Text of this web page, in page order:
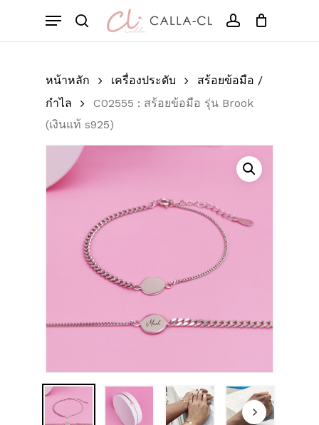
search account
Menu
Cart
หน้าหลัก เครื่องประดับ
สร้อยข้อมือ /
กำไล
C02555 : สร้อยข้อมือ รุ่น Brook
(เงินแท้ s925)
มาเป็นคนแรกที่วิจารณ์
Brook (เงินแท้ s925)”
อีเมลของคุณจะไม่แสดงให้คนอื่นเห็น
ช่องข้อมูลจำเป็นถูกทำเครื่องหมาย
บทวิจารณ์ของคุณ
อีเมล *